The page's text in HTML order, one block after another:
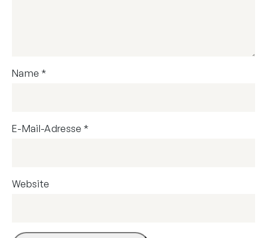
Name *
E-Mail-Adresse *
Website